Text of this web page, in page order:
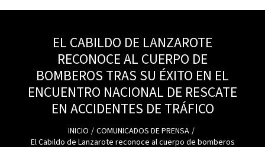
EL CABILDO DE LANZAROTE
RECONOCE AL CUERPO DE
BOMBEROS TRAS SU ÉXITO EN EL
ENCUENTRO NACIONAL DE RESCATE
EN ACCIDENTES DE TRÁFICO
INICIO
COMUNICADOS DE PRENSA
El Cabildo de Lanzarote reconoce al cuerpo de bomberos